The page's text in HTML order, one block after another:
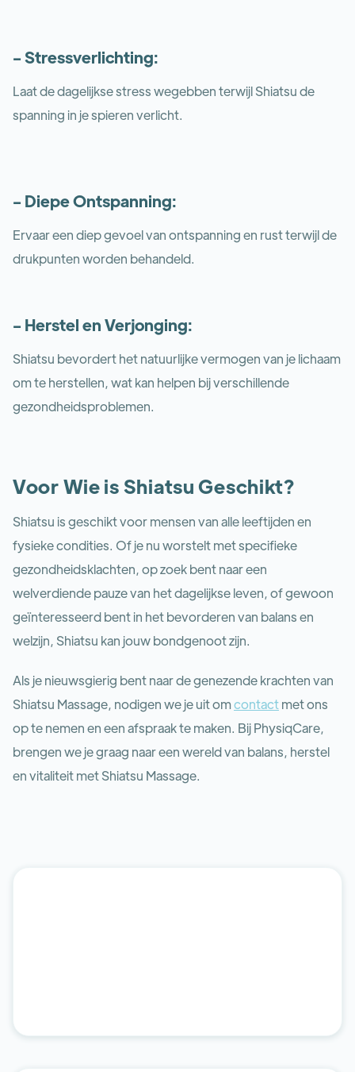
- Stressverlichting:
Laat de dagelijkse stress wegebben terwijl Shiatsu de
spanning in je spieren verlicht.
- Diepe Ontspanning:
Ervaar een diep gevoel van ontspanning en rust terwijl de
drukpunten worden behandeld.
- Herstel en Verjonging:
Shiatsu bevordert het natuurlijke vermogen van je lichaam
om te herstellen, wat kan helpen bij verschillende
gezondheidsproblemen.
Voor Wie is Shiatsu Geschikt?
Shiatsu is geschikt voor mensen van alle leeftijden en
fysieke condities. Of je nu worstelt met specifieke
gezondheidsklachten, op zoek bent naar een
welverdiende pauze van het dagelijkse leven, of gewoon
geïnteresseerd bent in het bevorderen van balans en
welzijn, Shiatsu kan jouw bondgenoot zijn.
Als je nieuwsgierig bent naar de genezende krachten van
Shiatsu Massage, nodigen we je uit omcontactmet ons
op te nemen en een afspraak te maken. Bij PhysiqCare,
brengen we je graag naar een wereld van balans, herstel
en vitaliteit met Shiatsu Massage.